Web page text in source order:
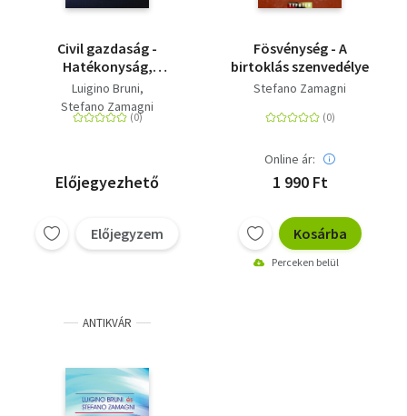
Civil gazdaság -
Hatékonyság,
méltányosság és köz-
jóllét
Luigino Bruni
Stefano Zamagni
Előjegyezhető
Előjegyzem
Fösvénység - A
birtoklás szenvedélye
Stefano Zamagni
Online ár:
1 990 Ft
Kosárba
Perceken belül
ANTIKVÁR